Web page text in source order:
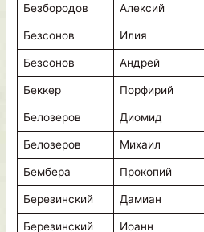
Безбородов Алексий
Безсонов Илия
Безсонов Андрей
Беккер Порфирий
Белозеров Диомид
Белозеров Михаил
Бембера Прокопий
Березинский Дамиан
Березинский Иоанн